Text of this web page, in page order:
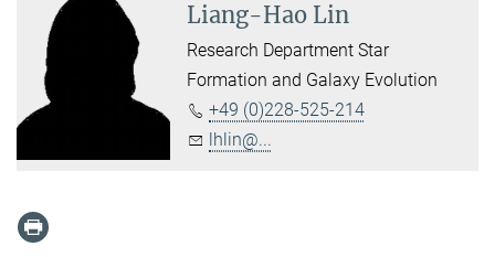
Liang-Hao Lin
Research Department Star
Formation and Galaxy Evolution
+49 (0)228-525-214
lhlin@...